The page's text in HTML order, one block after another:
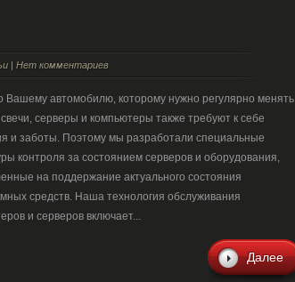
| Нет комментариев
Вашему автомобилю, которому нужно регулярно менять
серверы и компьютеры также требуют к себе
и заботы. Поэтому мы разработали специальные
контроля за состоянием серверов и оборудования,
на поддержание актуального состояния
средств. Наша технология обслуживания
и серверов включает...
Далее